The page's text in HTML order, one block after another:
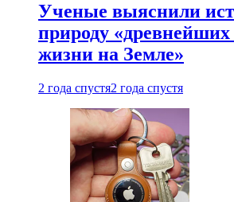
Ученые выяснили
природу «древнейших
жизни на Земле»
2 года спустя2 года спустя